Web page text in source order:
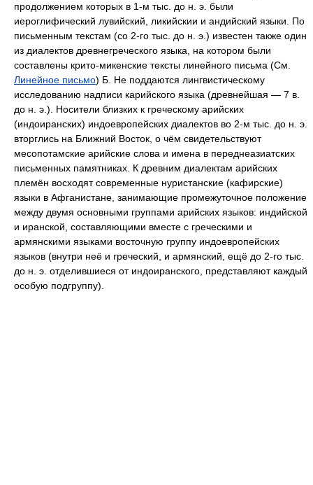
продолжением которых в 1-м тыс. до н. э. были
иероглифический лувийский, ликийскии и андийский языки. По
письменным текстам (со 2-го тыс. до н. э.) известен также один
из диалектов древнегреческого языка, на котором были
составлены крито-микенские тексты линейного письма (См.
Линейное письмо) Б. Не поддаются лингвистическому
исследованию надписи карийского языка (древнейшая — 7 в.
до н. э.). Носители близких к греческому арийских
(индоиранских) индоевропейских диалектов во 2-м тыс. до н. э.
вторглись на Ближний Восток, о чём свидетельствуют
месопотамские арийские слова и имена в переднеазиатских
письменных памятниках. К древним диалектам арийских
племён восходят современные нуристанские (кафирские)
языки в Афганистане, занимающие промежуточное положение
между двумя основными группами арийских языков: индийской
и иранской, составляющими вместе с греческими и
армянскими языками восточную группу индоевропейских
языков (внутри неё и греческий, и армянский, ещё до 2-го тыс.
до н. э. отделившиеся от индоиранского, представляют каждый
особую подгруппу).